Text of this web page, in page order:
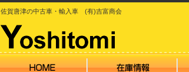
佐賀唐津の中古車・輸入車 (有)吉富商会